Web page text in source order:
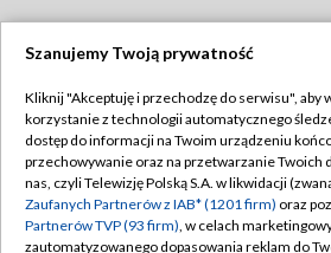
TVP
Abonament TVP
Emisja w TVP
Centrum informacji TVP
Regulamin
Polityka
Moje zgody
Szanujemy Twoją prywatność
Kliknij "Akceptuję i przechodzę do serwisu", aby
korzystanie z technologii automatycznego
dostęp do informacji na Twoim urządzeniu
przechowywanie oraz na przetwarzanie Twoich
nas, czyli Telewizję Polską S.A. w likwidacji
Zaufanych Partnerów z IAB* (1201 firm) oraz
Partnerów TVP (93 firm), w celach
zautomatyzowanego dopasowania reklam do